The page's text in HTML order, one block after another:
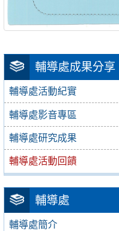
輔導處成果分享
輔導處活動紀實
輔導處影音專區
輔導處研究成果
輔導處活動回饋
輔導處
輔導處簡介